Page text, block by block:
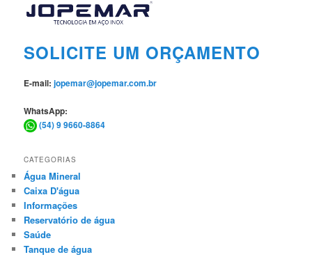
SOLICITE UM ORÇAMENTO
E-mail:jopemar@jopemar.com.br
WhatsApp:
(54) 9 9660-8864
CATEGORIAS
Água Mineral
Caixa D'água
Informações
Reservatório de água
Saúde
Tanque de água